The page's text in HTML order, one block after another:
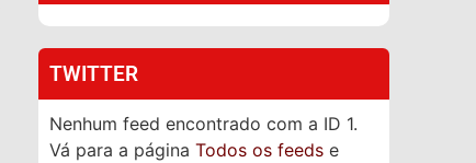
TWITTER
Nenhum feed encontrado com a ID 1.
Vá para a página Todos os feedse